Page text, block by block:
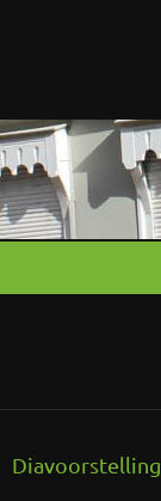
Diavoorstelling